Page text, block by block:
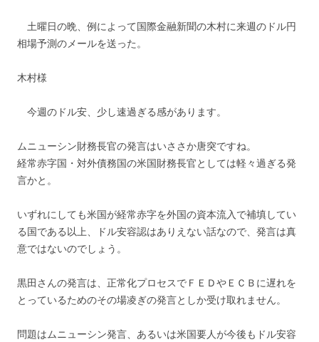
土曜日の晩、例によって国際金融新聞の木村に来週のドル円
相場予測のメールを送った。
木村様
今週のドル安、少し速過ぎる感があります。
ムニューシン財務長官の発言はいささか唐突ですね。
経常赤字国・対外債務国の米国財務長官としては軽々過ぎる発
言かと。
いずれにしても米国が経常赤字を外国の資本流入で補填してい
る国である以上、ドル安容認はありえない話なので、発言は真
意ではないのでしょう。
黒田さんの発言は、正常化プロセスでＦＥＤやＥＣＢに遅れを
とっているためのその場凌ぎの発言としか受け取れません。
問題はムニューシン発言、あるいは米国要人が今後もドル安容